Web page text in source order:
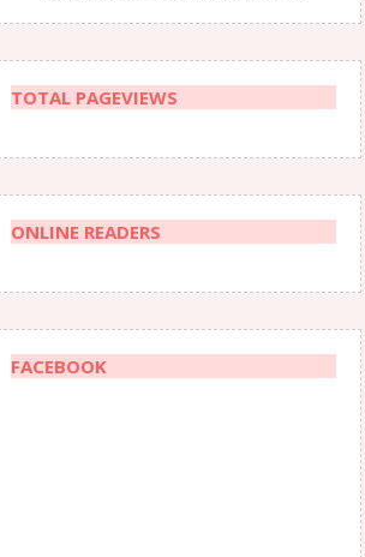
TOTAL PAGEVIEWS
ONLINE READERS
FACEBOOK